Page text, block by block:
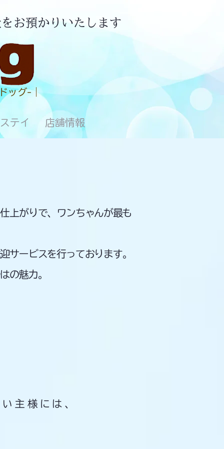
お預かりいたします
ッグ-｜
テイ 店舗情報
上がりで、ワンちゃんが最も
サービスを行っております。
の魅力。
主様には、